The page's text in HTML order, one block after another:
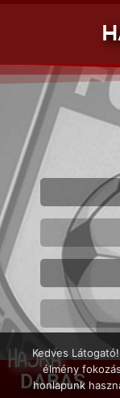
HAJRÁ
DABAS
Kedves
élmény
honlapunk